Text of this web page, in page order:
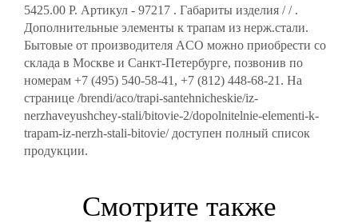
5425.00 Р. Артикул - 97217 . Габариты изделия / / .
Дополнительные элементы к трапам из нерж.стали.
Бытовые от производителя ACO можно приобрести со
склада в Москве и Санкт-Петербурге, позвонив по
номерам +7 (495) 540-58-41, +7 (812) 448-68-21. На
странице /brendi/aco/trapi-santehnicheskie/iz-
nerzhaveyushchey-stali/bitovie-2/dopolnitelnie-elementi-k-
trapam-iz-nerzh-stali-bitovie/ доступен полный список
продукции.
Смотрите также